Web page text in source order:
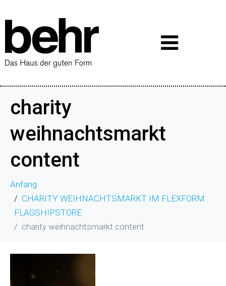
charity
weihnachtsmarkt
content
Anfang
CHARITY WEIHNACHTSMARKT IM FLEXFORM
FLAGSHIPSTORE
charity weihnachtsmarkt content